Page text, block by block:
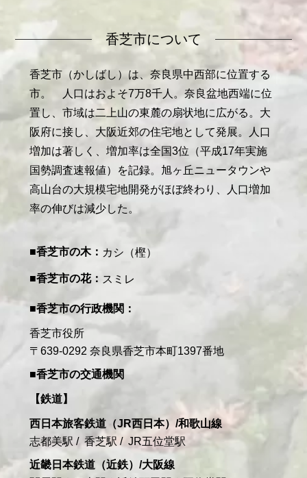
香芝市について
香芝市（かしばし）は、奈良県中西部に位置する
市。 人口はおよそ7万8千人。奈良盆地西端に位
置し、市域は二上山の東麓の扇状地に広がる。大
阪府に接し、大阪近郊の住宅地として発展。人口
増加は著しく、増加率は全国3位（平成17年実施
国勢調査速報値）を記録。旭ヶ丘ニュータウンや
高山台の大規模宅地開発がほぼ終わり、人口増加
率の伸びは減少した。
香芝市の木 カシ（樫）
香芝市の花 スミレ
香芝市の行政機関
香芝市役所
〒639-0292 奈良県香芝市本町1397番地
香芝市の交通機関
鉄道
西日本旅客鉄道（JR西日本）/和歌山線
志都美駅
香芝駅
JR五位堂駅
近畿日本鉄道（近鉄）/大阪線